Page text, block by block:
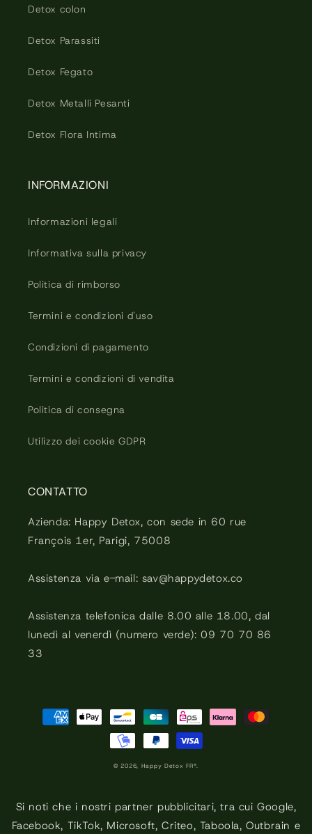
Detox colon
Detox Parassiti
Detox Fegato
Detox Metalli Pesanti
Detox Flora Intima
INFORMAZIONI
Informazioni legali
Informativa sulla privacy
Politica di rimborso
Termini e condizioni d'uso
Condizioni di pagamento
Termini e condizioni di vendita
Politica di consegna
Utilizzo dei cookie GDPR
CONTATTO
Azienda: Happy Detox, con sede in 60 rue
François 1er, Parigi, 75008
Assistenza via e-mail: sav@happydetox.co
Assistenza telefonica dalle 8.00 alle 18.00, dal
lunedì al venerdì (numero verde): 09 70 70 86
33
Metodi
© 2026, Happy Detox FR®.
Si noti che i nostri partner pubblicitari, tra cui Google,
Facebook, TikTok, Microsoft, Criteo, Taboola, Outbrain e